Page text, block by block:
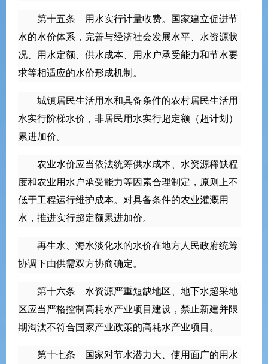
第十五条 用水实行计量收费。国家建立促进节
水的水价体系，完善与经济社会发展水平、水资源状
况、用水定额、供水成本、用水户承受能力和节水要
求等相适应的水价形成机制。
城镇居民生活用水和具备条件的农村居民生活用
水实行阶梯水价，非居民用水实行超定额（超计划）
累进加价。
农业水价应当依法统筹供水成本、水资源稀缺程
度和农业用水户承受能力等因素合理制定，原则上不
低于工程运行维护成本。对具备条件的农业灌溉用
水，推进实行超定额累进加价。
再生水、海水淡化水的水价在地方人民政府统筹
协调下由供需双方协商确定。
第十六条 水资源严重短缺地区、地下水超采地
区应当严格控制高耗水产业项目建设，禁止新建并限
期淘汰不符合国家产业政策的高耗水产业项目。
第十七条 国家对节水潜力大、使用面广的用水